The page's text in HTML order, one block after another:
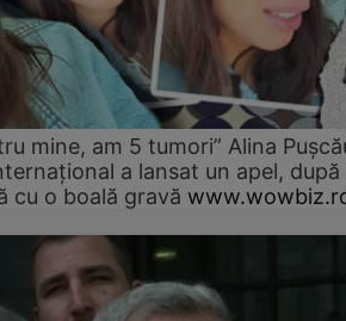
mine, am 5 tumori” Alina
a lansat un apel, după
cu o boală gravă